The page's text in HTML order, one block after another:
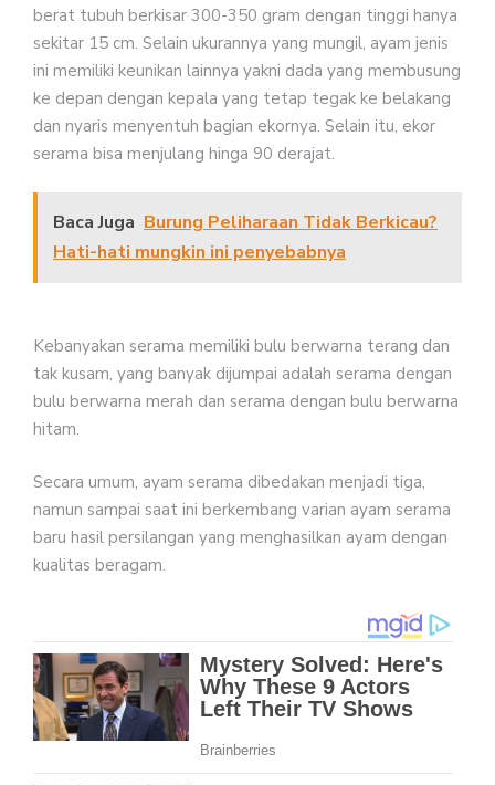
berat tubuh berkisar 300-350 gram dengan tinggi hanya
sekitar 15 cm. Selain ukurannya yang mungil, ayam jenis
ini memiliki keunikan lainnya yakni dada yang membusung
ke depan dengan kepala yang tetap tegak ke belakang
dan nyaris menyentuh bagian ekornya. Selain itu, ekor
serama bisa menjulang hinga 90 derajat.
Baca Juga Burung Peliharaan Tidak Berkicau?
Hati-hati mungkin ini penyebabnya
Kebanyakan serama memiliki bulu berwarna terang dan
tak kusam, yang banyak dijumpai adalah serama dengan
bulu berwarna merah dan serama dengan bulu berwarna
hitam.
Secara umum, ayam serama dibedakan menjadi tiga,
namun sampai saat ini berkembang varian ayam serama
baru hasil persilangan yang menghasilkan ayam dengan
kualitas beragam.